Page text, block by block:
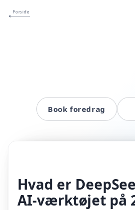
Forside
Book foredrag
Hvad er
AI-værktøjet på